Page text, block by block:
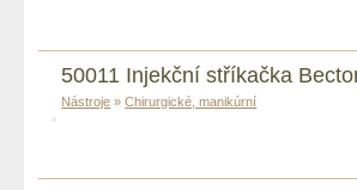
50011 Injekční stříkačka
Nástroje »Chirurgické, manikúrní